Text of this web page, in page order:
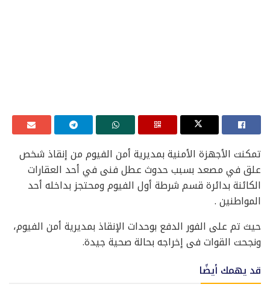
تمكنت الأجهزة الأمنية بمديرية أمن الفيوم من إنقاذ شخص
علق في مصعد بسبب حدوث عطل فنى في أحد العقارات
الكائنة بدائرة قسم شرطة أول الفيوم ومحتجز بداخله أحد
المواطنين .
حيث تم على الفور الدفع بوحدات الإنقاذ بمديرية أمن الفيوم،
ونجحت القوات فى إخراجه بحالة صحية جيدة.
قد يهمك أيضًا